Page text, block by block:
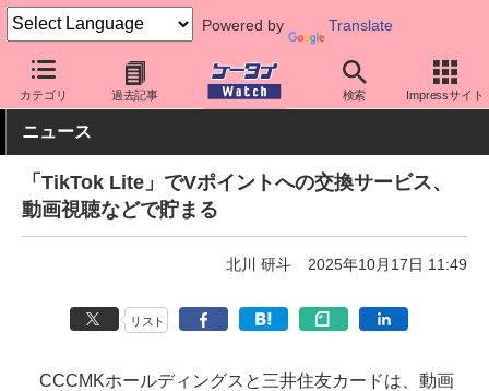
Powered by Translate
カテゴリ 過去記事 検索 Impressサイト
ケータイ Watch アプリ・サービス 決済/金融
ニュース
「TikTok Lite」でVポイントへの交換サービス、
動画視聴などで貯まる
北川 研斗 2025年10月17日 11:49
リスト
CCCMKホールディングスと三井住友カードは、動画